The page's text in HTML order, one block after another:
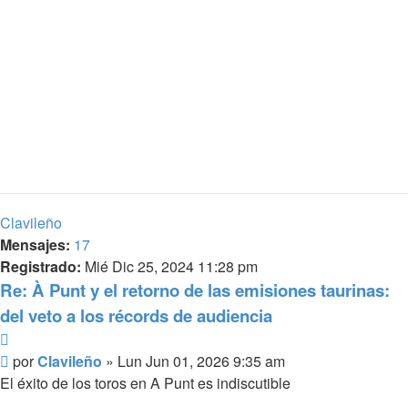
Clavileño
Mensajes: 17
Registrado: Mié Dic 25, 2024 11:28 pm
Re: À Punt y el retorno de las emisiones taurinas:
del veto a los récords de audiencia
Mensaje
porClavileño » Lun Jun 01, 2026 9:35 am
El éxito de los toros en A Punt es indiscutible